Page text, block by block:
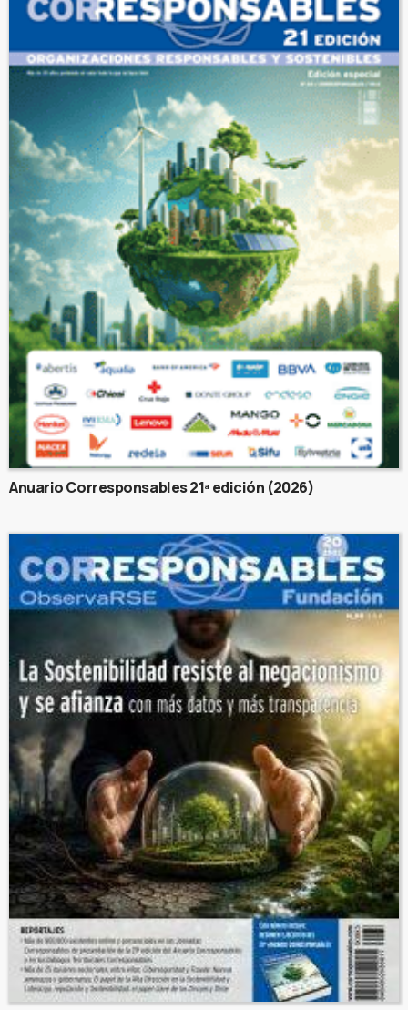
Anuario Corresponsables 21ª edición (2026)